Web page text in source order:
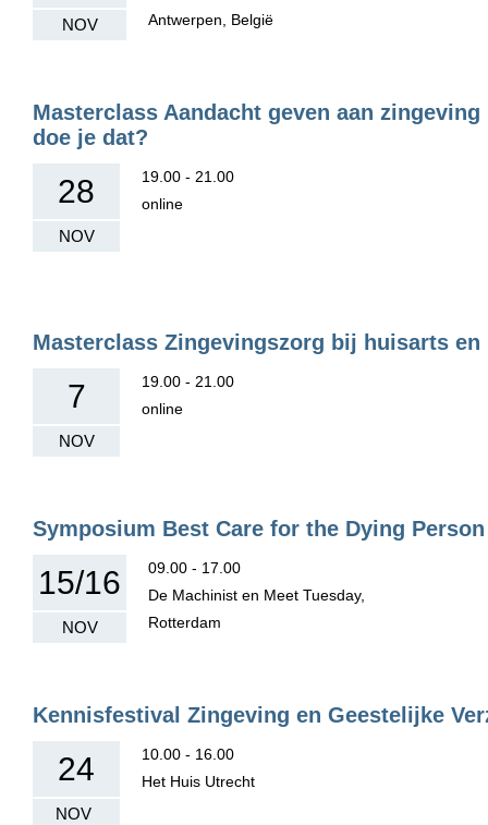
NOV
Antwerpen, België
Masterclass Aandacht geven aan
doe je dat?
28
NOV
19.00 - 21.00
online
Masterclass Zingevingszorg bij huisarts en
7
NOV
19.00 - 21.00
online
Symposium Best Care for the Dying Person
15/16
NOV
09.00 - 17.00
De Machinist en Meet Tuesday,
Rotterdam
Kennisfestival Zingeving en Geestelijke
24
NOV
10.00 - 16.00
Het Huis Utrecht